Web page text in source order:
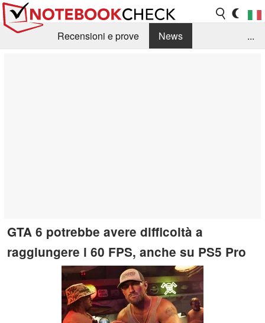
Recensioni e prove
News
...
GTA 6 potrebbe avere difficoltà a
raggiungere i 60 FPS, anche su PS5 Pro